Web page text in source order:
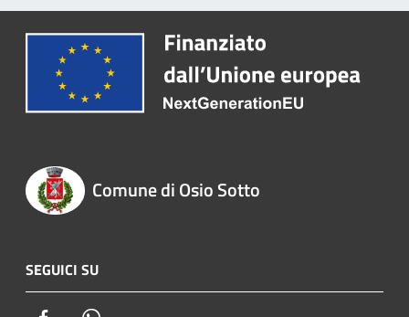
Comune di Osio Sotto
SEGUICI SU